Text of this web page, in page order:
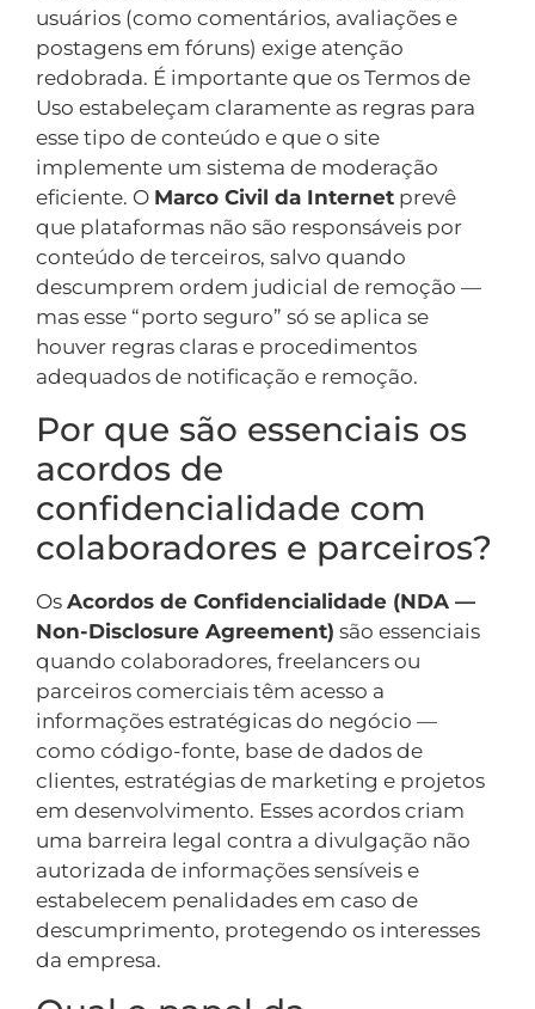
usuários (como comentários, avaliações e
postagens em fóruns) exige atenção
redobrada. É importante que os Termos de
Uso estabeleçam claramente as regras para
esse tipo de conteúdo e que o site
implemente um sistema de moderação
eficiente. O Marco Civil da Internet prevê
que plataformas não são responsáveis por
conteúdo de terceiros, salvo quando
descumprem ordem judicial de remoção —
mas esse “porto seguro” só se aplica se
houver regras claras e procedimentos
adequados de notificação e remoção.
Por que são essenciais os
acordos de
confidencialidade com
colaboradores e parceiros?
Os Acordos de Confidencialidade (NDA —
Non-Disclosure Agreement) são essenciais
quando colaboradores, freelancers ou
parceiros comerciais têm acesso a
informações estratégicas do negócio —
como código-fonte, base de dados de
clientes, estratégias de marketing e projetos
em desenvolvimento. Esses acordos criam
uma barreira legal contra a divulgação não
autorizada de informações sensíveis e
estabelecem penalidades em caso de
descumprimento, protegendo os interesses
da empresa.